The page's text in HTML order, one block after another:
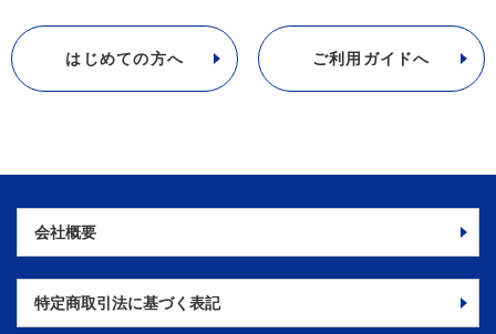
はじめての方へ ご利用ガイドへ
会社概要
特定商取引法に基づく表記